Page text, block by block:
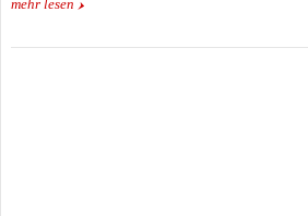
mehr lesen